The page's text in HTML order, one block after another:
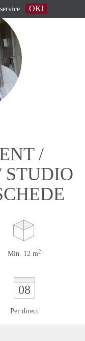
/
STUDIO
Min. 12 m2
08
Per direct
OK!